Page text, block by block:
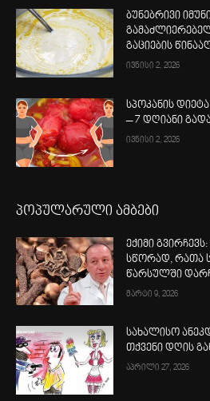
ბუნებრივი
გაციების
ივნისი 2, 2026
სპოკანის
– 7 დღიანი
ივნისი 2, 2026
პოპულარული ამბები
ექიმი
სწორად, რათა
წარსულში
მარტი 9, 2026
სახალისო
თქვენი დღის
აპრილი 27, 2026